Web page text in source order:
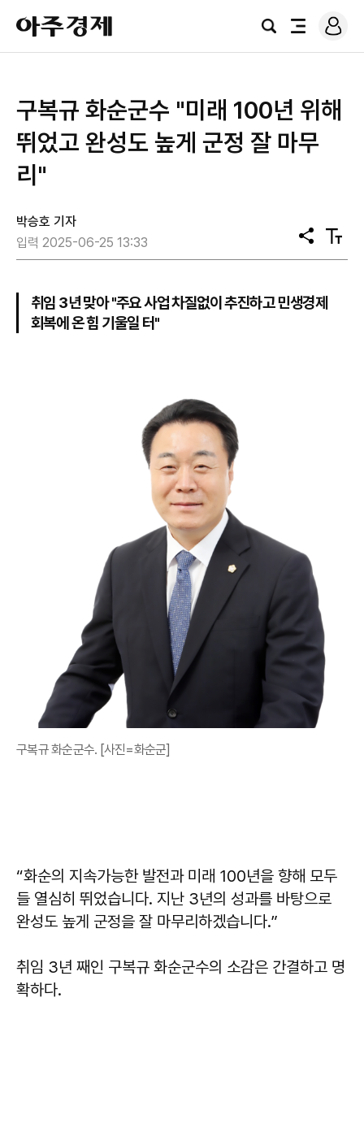
아
주
경
검
전
로
그
구복규 화순군수 "미래 100년 위해
뛰었고 완성도 높게 군정 잘 마무
리"
박승호 기자
입력 2025-06-25 13:33
공
유
텍
스
취임 3년 맞아 "주요 사업 차질없이 추진하고 민생경제
회복에 온 힘 기울일 터"
구복규 화순군수. [사진=화순군]
“화순의 지속가능한 발전과 미래 100년을 향해 모두
들 열심히 뛰었습니다. 지난 3년의 성과를 바탕으로
완성도 높게 군정을 잘 마무리하겠습니다.”
취임 3년 째인 구복규 화순군수의 소감은 간결하고 명
확하다.